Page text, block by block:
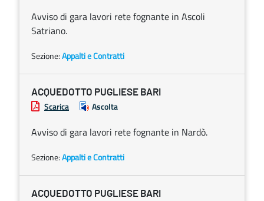
Avviso di gara lavori rete fognante in Ascoli
Satriano.
Sezione:Appalti e Contratti
ACQUEDOTTO PUGLIESE BARI
Scarica Ascolta
Avviso di gara lavori rete fognante in Nardò.
Sezione:Appalti e Contratti
ACQUEDOTTO PUGLIESE BARI